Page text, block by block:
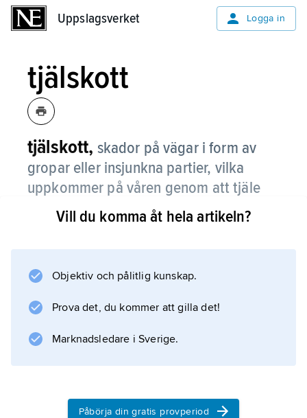
Uppslagsverket Logga in
tjälskott
tjälskott, skador på vägar i form av
gropar eller insjunkna partier, vilka
uppkommer på våren genom att tjäle
tinar bort.
tjällyftning
vägen ihop fläckvis.
Vill du komma åt hela artikeln?
Objektiv och pålitlig kunskap.
Prova det, du kommer att gilla det!
Marknadsledare i Sverige.
Påbörja din gratis provperiod